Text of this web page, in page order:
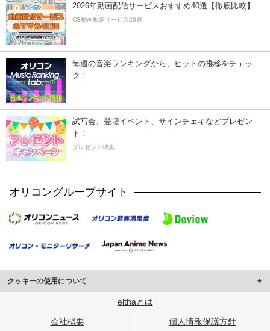
2026年動画配信サービスおすすめ40選【徹底比較】
CS動画配信サービス20選
毎週の音楽ランキングから、ヒットの推移をチェッ
ク！
試写会、登壇イベント、サインチェキなどプレゼン
ト！
プレゼント特集
オリコングループサイト
クッキーの使用について
このサイトでは Cookie を使用して、ユーザーに合わせたコンテンツや広告の
行っています。
elthaとは
会社概要 個人情報保護方針